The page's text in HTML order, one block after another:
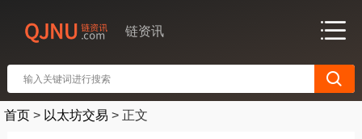
链资讯
首页 > 以太坊交易 > 正文